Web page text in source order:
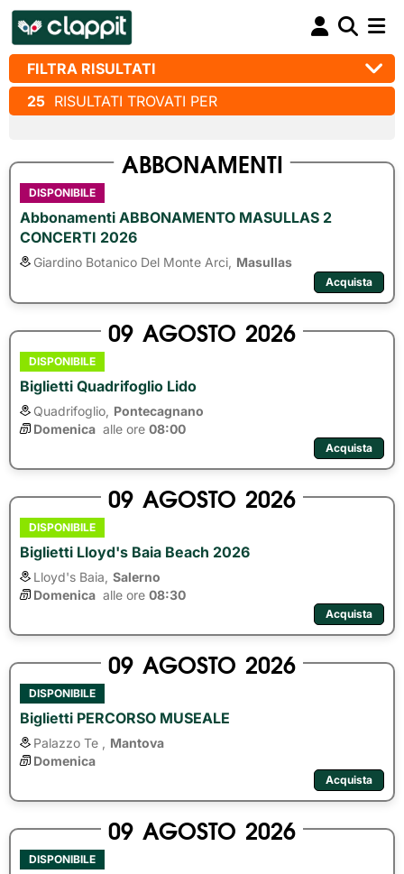
FILTRA RISULTATI
25 RISULTATI TROVATI PER
ABBONAMENTI
DISPONIBILE
Abbonamenti ABBONAMENTO MASULLAS 2
CONCERTI 2026
Giardino Botanico Del Monte Arci, Masullas
Acquista
09 AGOSTO 2026
DISPONIBILE
Biglietti Quadrifoglio Lido
Quadrifoglio, Pontecagnano
Domenica alle ore 08:00
Acquista
09 AGOSTO 2026
DISPONIBILE
Biglietti Lloyd's Baia Beach 2026
Lloyd's Baia, Salerno
Domenica alle ore 08:30
Acquista
09 AGOSTO 2026
DISPONIBILE
Biglietti PERCORSO MUSEALE
Palazzo Te ,
Mantova
Domenica
Acquista
09 AGOSTO 2026
DISPONIBILE